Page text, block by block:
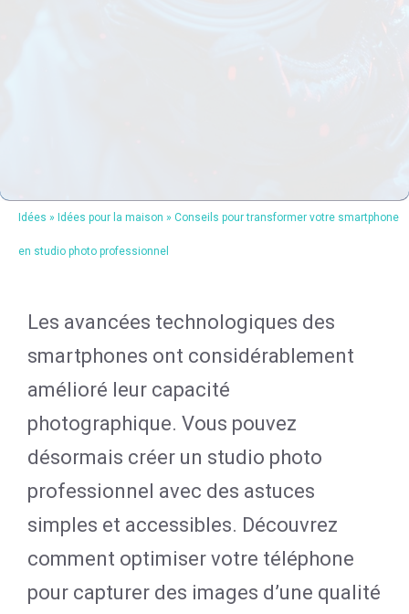
Idées » Idées pour la maison » Conseils pour transformer votre smartphone
en studio photo professionnel
Les avancées technologiques des
smartphones ont considérablement
amélioré leur capacité
photographique. Vous pouvez
désormais créer un studio photo
professionnel avec des astuces
simples et accessibles. Découvrez
comment optimiser votre téléphone
pour capturer des images d’une qualité